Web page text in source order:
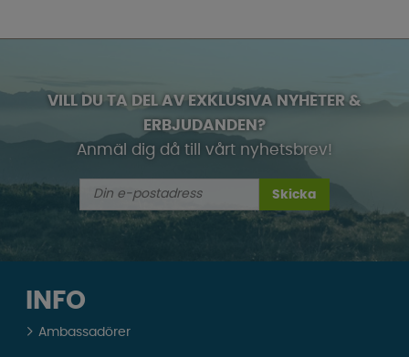
VILL DU TA DEL AV EXKLUSIVA NYHETER &
ERBJUDANDEN?
Anmäl dig då till vårt nyhetsbrev!
Skicka
INFO
Ambassadörer